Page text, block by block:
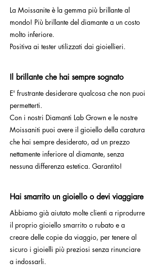
La Moissanite è la gemma più brillante al
mondo! Più brillante del diamante a un costo
molto inferiore.
Positiva ai tester utilizzati dai gioiellieri.
Il brillante che hai sempre sognato
E' frustrante desiderare qualcosa che non puoi
permetterti.
Con i nostri Diamanti Lab Grown e le nostre
Moissaniti puoi avere il gioiello della caratura
che hai sempre desiderato, ad un prezzo
nettamente inferiore al diamante, senza
nessuna differenza estetica. Garantito!
Hai smarrito un gioiello o devi viaggiare
Abbiamo già aiutato molte clienti a riprodurre
il proprio gioiello smarrito o rubato e a
creare delle copie da viaggio, per tenere al
sicuro i gioielli più preziosi senza rinunciare
a indossarli.